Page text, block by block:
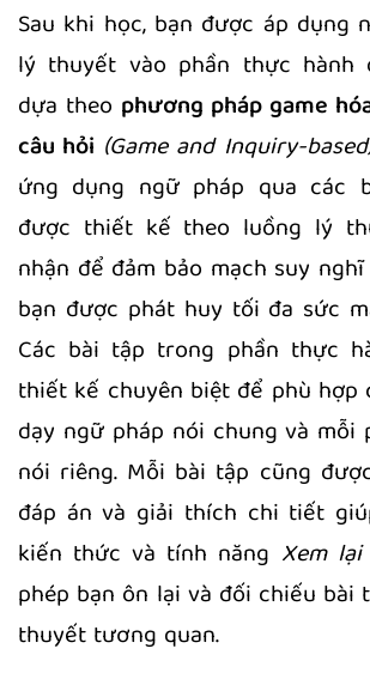
Sau khi học, bạn được áp dụng
lý thuyết vào phần thực
dựa theo phương pháp game
câu hỏi (Game and Inquiry-
ứng dụng ngữ pháp qua các
được thiết kế theo luồng lý
nhận để đảm bảo mạch suy
bạn được phát huy tối đa sức
Các bài tập trong phần thực
thiết kế chuyên biệt để phù hợp
dạy ngữ pháp nói chung và
nói riêng. Mỗi bài tập cũng
đáp án và giải thích chi tiết
kiến thức và tính năng Xem
phép bạn ôn lại và đối chiếu bài
thuyết tương quan.